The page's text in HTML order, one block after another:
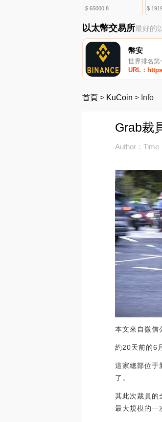
$ 65000.8 $
以太幣交易所最好的
幣安
世界排名第
URL：
首頁 > KuCoin > Info
Grab裁
Author：Time
本文來自微信
約20天前的6
這家總部位于
了。
其此次裁員的
最大規模的一